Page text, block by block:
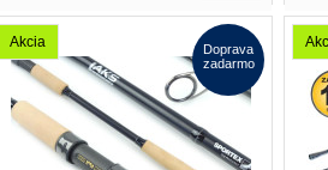
Akcia
Doprava
zadarmo